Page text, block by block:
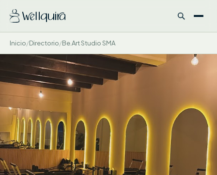
Inicio/Directorio/Be.Art Studio SMA